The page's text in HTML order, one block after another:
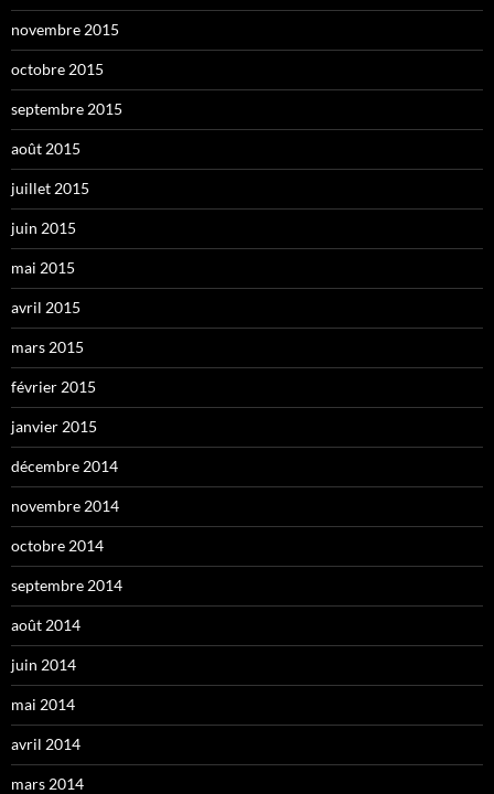
novembre 2015
octobre 2015
septembre 2015
août 2015
juillet 2015
juin 2015
mai 2015
avril 2015
mars 2015
février 2015
janvier 2015
décembre 2014
novembre 2014
octobre 2014
septembre 2014
août 2014
juin 2014
mai 2014
avril 2014
mars 2014